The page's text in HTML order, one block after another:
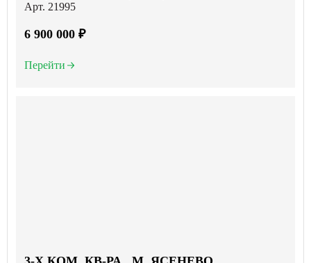
Арт. 21995
6 900 000 ₽
Перейти